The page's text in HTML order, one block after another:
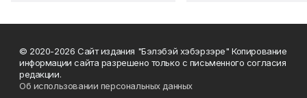
© 2020-2026 Сайт издания "Бэлэбэй хэбэрзэре" Копирование
информации сайта разрешено только с письменного согласия
редакции.
Об использовании персональных данных